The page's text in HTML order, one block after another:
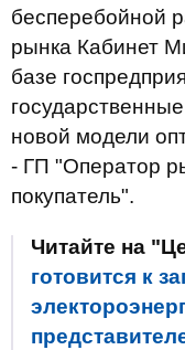
бесперебойной
рынка Кабинет
базе
новой модели
- ГП "Оператор
покупатель".
Читайте на
готовится к